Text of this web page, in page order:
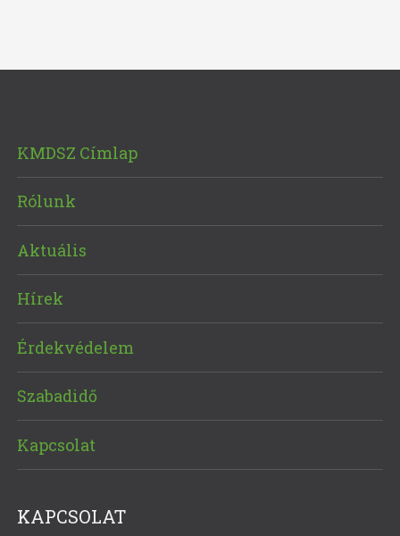
KMDSZ Címlap
Rólunk
Aktuális
Hírek
Érdekvédelem
Szabadidő
Kapcsolat
KAPCSOLAT